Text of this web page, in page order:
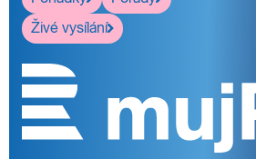
Živé vysílání